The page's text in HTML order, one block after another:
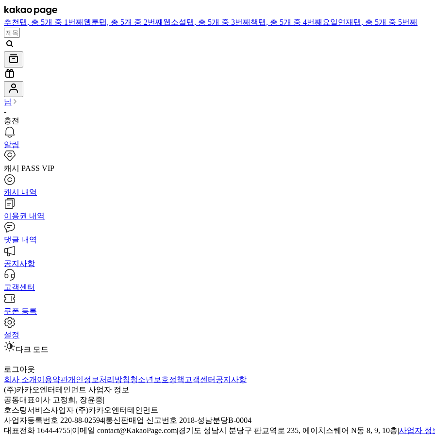
추천 탭, 총 5개 중 1번째 웹툰탭, 총 5개 중 2번째 웹소설탭, 총 5개 중 3번째 책탭, 총 5개 중 4번째 요일연재 탭, 총 5개 중 5번째
님
-
충전
알림
캐시 PASS VIP
캐시 내역
이용권 내역
댓글 내역
공지사항
고객센터
쿠폰 등록
설정
다크 모드
로그아웃
회사 소개 이용약관개인정보처리방침청소년보호정책 고객센터 공지사항
(주)카카오엔터테인먼트 사업자 정보
공동대표이사 고정희, 장윤중|
호스팅서비스사업자 (주)카카오엔터테인먼트
사업자등록번호 220-88-02594|통신판매업 신고번호 2018-성남분당B-0004
대표전화 1644-4755|이메일 contact@KakaoPage.com|경기도 성남시 분당구 판교역로 235, 에이치스퀘어 N동 8, 9, 10층|사업자 정